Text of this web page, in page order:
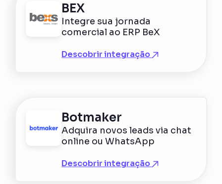
BEX
Integre sua jornada
comercial ao ERP BeX
Descobrir integração
Botmaker
Adquira novos leads via chat
online ou WhatsApp
Descobrir integração